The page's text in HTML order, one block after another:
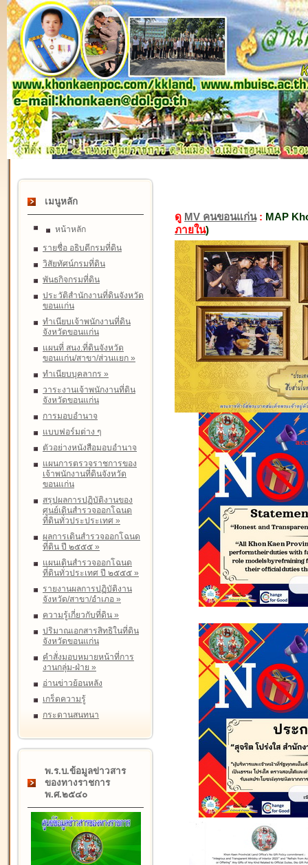
เมนูหลัก
หน้าหลัก
รายชื่อ อธิบดีกรมที่ดิน
วิสัยทัศน์กรมที่ดิน
พันธกิจกรมที่ดิน
ประวัติสำนักงานที่ดินจังหวัด
ขอนแก่น
ทำเนียบเจ้าพนักงานที่ดิน
จังหวัดขอนแก่น
แผนที่ สนง.ที่ดินจังหวัด
ขอนแก่น/สาขา/ส่วนแยก »
ทำเนียบบุคลากร »
วาระงานเจ้าพนักงานที่ดิน
จังหวัดขอนแก่น
การมอบอำนาจ
แบบฟอร์มต่าง ๆ
ตัวอย่างหนังสือมอบอำนาจ
แผนการตรวจราชการของ
เจ้าพนักงานที่ดินจังหวัด
ขอนแก่น
สรุปผลการปฏิบัติงานของ
ศูนย์เดินสำรวจออกโฉนด
ที่ดินทั่วประประเทศ »
ผลการเดินสำรวจออกโฉนด
ที่ดิน ปี ๒๕๕๕ »
แผนเดินสำรวจออกโฉนด
ที่ดินทั่วประเทศ ปี ๒๕๕๕ »
รายงานผลการปฏิบัติงาน
จังหวัด/สาขา/อำเภอ »
ความรู้เกี่ยวกับที่ดิน »
ปริมาณเอกสารสิทธิในที่ดิน
จังหวัดขอนแก่น
คำสั่งมอบหมายหน้าที่การ
งานกลุ่ม-ฝ่าย »
อ่านข่าวย้อนหลัง
เกร็ดความรู้
กระดานสนทนา
พ.ร.บ.ข้อมูลข่าวสาร
ของทางราชการ
พ.ศ.๒๕๔๐
ดู MV คนขอนแก่น: MAP
ภายใน)